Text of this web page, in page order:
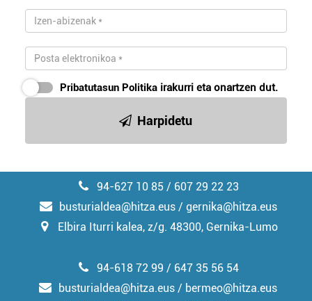
Pribatutasun Politika irakurri eta onartzen dut.
Harpidetu
94-627 10 85 / 607 29 22 23
busturialdea@hitza.eus / gernika@hitza.eus
Elbira Iturri kalea, z/g. 48300, Gernika-Lumo
94-618 72 99 / 647 35 56 54
busturialdea@hitza.eus / bermeo@hitza.eus